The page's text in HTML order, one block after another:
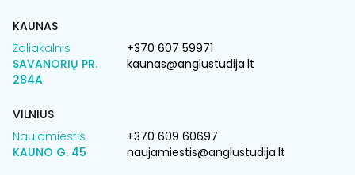
KAUNAS
Žaliakalnis
SAVANORIŲ PR.
284A
+370 607 59971
kaunas@anglustudija.lt
VILNIUS
Naujamiestis
KAUNO G. 45
+370 609 60697
naujamiestis@anglustudija.lt